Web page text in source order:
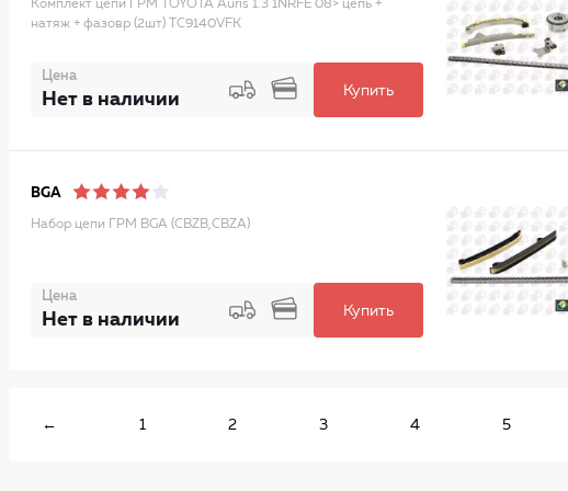
Комплект цепи ГРМ TOYOTA Auris 1.3 1NRFE 08> цепь +
натяж + фазовр (2шт) TC9140VFK
Цена
Нет в наличии Купить
BGA
Набор цепи ГРМ BGA (CBZB,CBZA)
Цена
Нет в наличии Купить
← 1 2 3 4 5